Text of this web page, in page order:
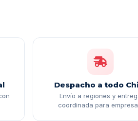
Despacho a todo
Envío a regiones y
coordinada para